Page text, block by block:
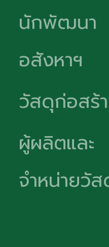
นักพัฒนา
อสังหาฯ
วัสดุก่อสร้
ผู้ผลิตและ
จำหน่ายวั